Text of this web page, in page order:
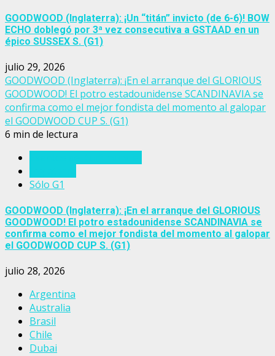
GOODWOOD (Inglaterra): ¡Un “titán” invicto (de 6-6)! BOW
ECHO doblegó por 3ª vez consecutiva a GSTAAD en un
épico SUSSEX S. (G1)
julio 29, 2026
GOODWOOD (Inglaterra): ¡En el arranque del GLORIOUS
GOODWOOD! El potro estadounidense SCANDINAVIA se
confirma como el mejor fondista del momento al galopar
el GOODWOOD CUP S. (G1)
6 min de lectura
Sólo G1
GOODWOOD (Inglaterra): ¡En el arranque del GLORIOUS
GOODWOOD! El potro estadounidense SCANDINAVIA se
confirma como el mejor fondista del momento al galopar
el GOODWOOD CUP S. (G1)
julio 28, 2026
Argentina
Australia
Brasil
Chile
Dubai